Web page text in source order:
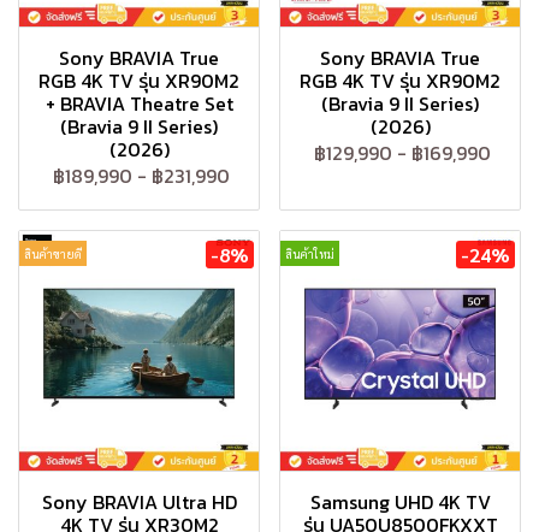
Sony BRAVIA True
RGB 4K TV รุ่น XR90M2
+ BRAVIA Theatre Set
(Bravia 9 II Series)
(2026)
฿189,990 - ฿231,990
Sony BRAVIA True
RGB 4K TV รุ่น XR90M2
(Bravia 9 II Series)
(2026)
฿129,990 - ฿169,990
สินค้าขายดี -8%
Sony BRAVIA Ultra HD
4K TV รุ่น XR30M2
สินค้าใหม่ -24%
Samsung UHD 4K TV
รุ่น UA50U8500FKXXT